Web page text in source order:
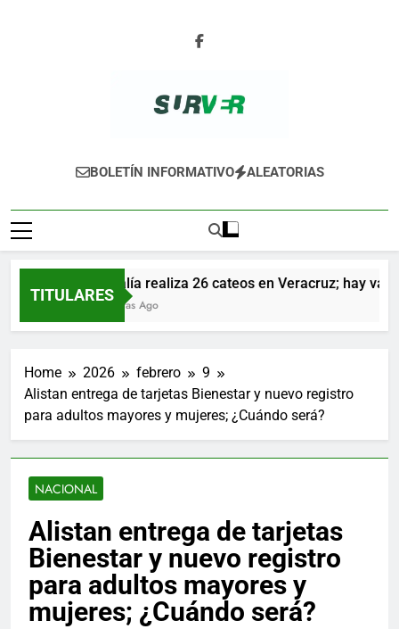
SURVER
BOLETÍN INFORMATIVO ALEATORIAS
TITULARES
Fiscalía realiza 26 cateos en Veracruz; hay varios
15 Horas Ago
Home 2026 febrero
9
Alistan entrega de tarjetas Bienestar y nuevo registro
para adultos mayores y mujeres; ¿Cuándo será?
NACIONAL
Alistan entrega de tarjetas
Bienestar y nuevo registro
para adultos mayores y
mujeres; ¿Cuándo será?